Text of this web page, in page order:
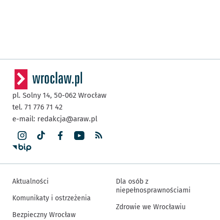
pl. Solny 14, 50-062 Wrocław
tel. 71 776 71 42
e-mail: redakcja@araw.pl
Aktualności
Komunikaty i ostrzeżenia
Bezpieczny Wrocław
Dla osób z
niepełnosprawnościami
Zdrowie we Wrocławiu